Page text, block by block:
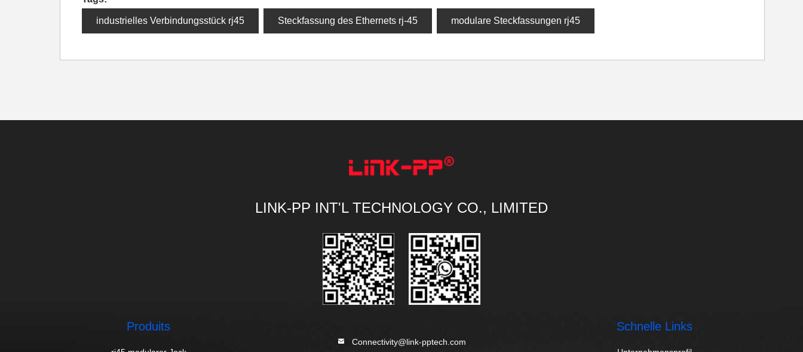
industrielles Verbindungsstück rj45 Steckfassung des Ethernets rj-45 modulare Steckfassungen rj45
LINK-PP INT'L TECHNOLOGY CO., LIMITED
Produits
Connectivity@link-pptech.com
Schnelle Links